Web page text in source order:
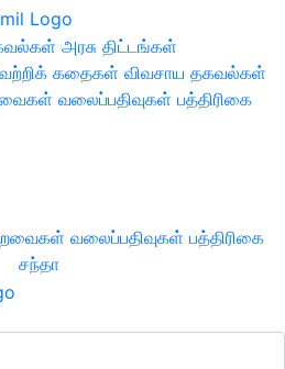
அரசு திட்டங்கள்
கதைகள் விவசாய தகவல்கள்
வலைப்பதிவுகள் பத்திரிகை
வலைப்பதிவுகள் பத்திரிகை
சந்தா